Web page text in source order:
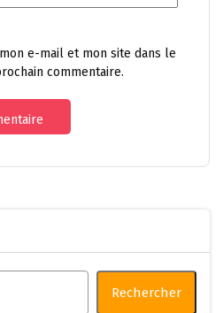
e-mail et mon site dans le
commentaire.
Rechercher